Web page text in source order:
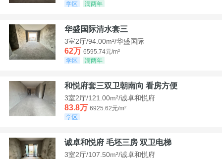
学区
满两年
华盛国际清水套三
3室2厅/94.00m²/华盛国际
62万 6595.74元/m²
学区
满两年
和悦府套三双卫朝南向 看房方便
3室2厅/121.00m²/诚卓和悦府
83.8万 6925.62元/m²
学区
诚卓和悦府 毛坯三房 双卫电梯
3室2厅/107.50m²/诚卓和悦府